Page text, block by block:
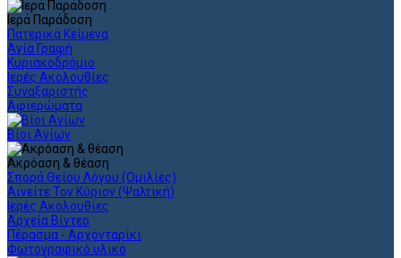
Ιερά Παράδοση
Πατερικά Κείμενα
Αγία Γραφή
Κυριακοδρόμιο
Ιερές Ακολουθίες
Συναξαριστής
Αφιερώματα
Βίοι Αγίων
Ακρόαση & θέαση
Σπορά Θείου Λόγου (Ομιλίες)
Αινείτε Τον Κύριον (Ψαλτική)
Ιερές Ακολουθίες
Αρχεία Βίντεο
Πέρασμα - Αρχονταρίκι
Φωτογραφικό υλικό